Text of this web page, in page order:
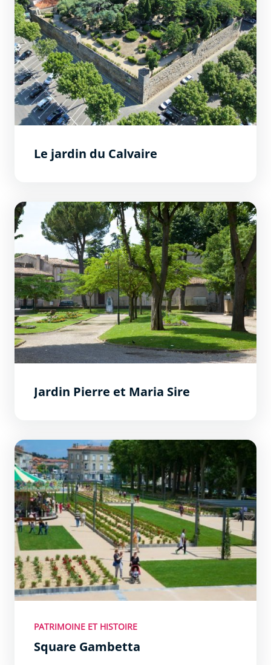
Le jardin du Calvaire
Jardin Pierre et Maria Sire
Jardin Pierre et Maria Sire
Square Gambetta
PATRIMOINE ET HISTOIRE
Square Gambetta